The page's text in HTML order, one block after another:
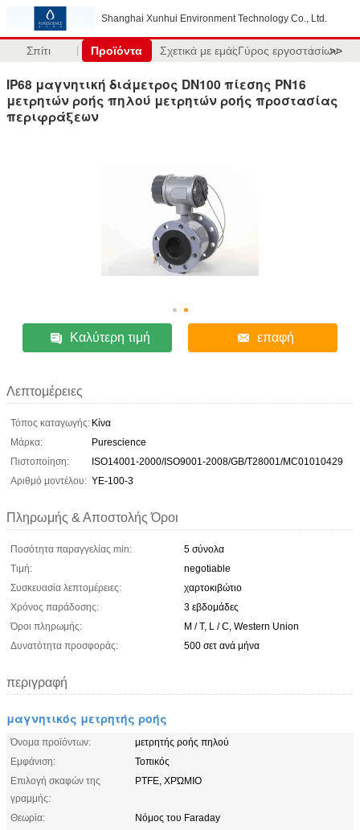
Shanghai Xunhui Environment Technology Co., Ltd.
Σπίτι Προϊόντα Σχετικά με εμάςΓύρος εργοστασίων
>>
IP68 μαγνητική διάμετρος DN100 πίεσης PN16
μετρητών ροής πηλού μετρητών ροής προστασίας
περιφράξεων
Καλύτερη τιμή επαφή
Λεπτομέρειες
Τόπος καταγωγής: Κίνα
Μάρκα:
Purescience
Πιστοποίηση:
ISO14001-2000/ISO9001-2008/GB/T28001/MC01010429
Αριθμό μοντέλου: YE-100-3
Πληρωμής & Αποστολής Όροι
Ποσότητα παραγγελίας min:
5 σύνολα
Τιμή:
negotiable
Συσκευασία λεπτομέρειες:
χαρτοκιβώτιο
Χρόνος παράδοσης:
3 εβδομάδες
Όροι πληρωμής:
Μ / Τ, L / C, Western Union
Δυνατότητα προσφοράς:
500 σετ ανά μήνα
περιγραφή
μαγνητικός μετρητής ροής
Όνομα προϊόντων:
μετρητής ροής πηλού
Εμφάνιση:
Τοπικός
Επιλογή σκαφών της
γραμμής:
PTFE, ΧΡΏΜΙΟ
Θεωρία:
Νόμος του Faraday